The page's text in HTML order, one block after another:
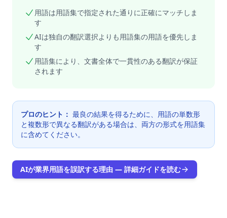
用語は用語集で指定された通りに正確にマッチしま
す
AIは独自の翻訳選択よりも用語集の用語を優先しま
す
用語集により、文書全体で一貫性のある翻訳が保証
されます
プロのヒント： 最良の結果を得るために、用語の単数形
と複数形で異なる翻訳がある場合は、両方の形式を用語集
に含めてください。
AIが業界用語を誤訳する理由 — 詳細ガイドを読む